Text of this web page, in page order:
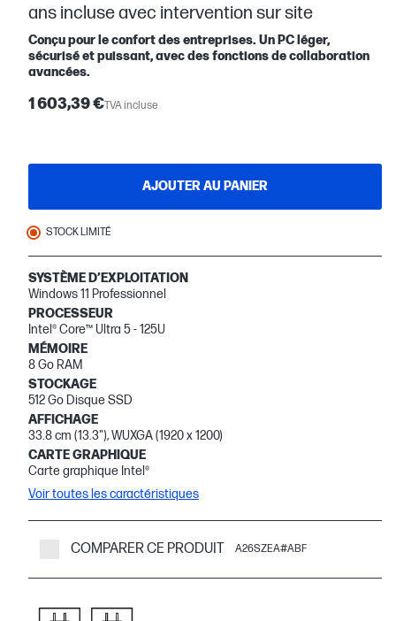
ans incluse avec intervention sur site
Conçu pour le confort des entreprises. Un PC léger,
sécurisé et puissant, avec des fonctions de collaboration
avancées.
1 603,39 €TVA incluse
AJOUTER AU PANIER
STOCK LIMITÉ
SYSTÈME D’EXPLOITATION
Windows 11 Professionnel
PROCESSEUR
Intel® Core™ Ultra 5 - 125U
MÉMOIRE
8 Go RAM
STOCKAGE
512 Go Disque SSD
AFFICHAGE
33.8 cm (13.3"), WUXGA (1920 x 1200)
CARTE GRAPHIQUE
Carte graphique Intel®
Voir toutes les caractéristiques
COMPARER CE PRODUIT A26SZEA#ABF